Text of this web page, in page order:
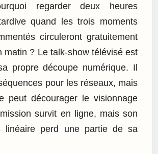
regarder deux heures
quand les trois moments
circuleront gratuitement
matin ? Le talk-show télévisé est
propre découpe numérique. Il
pour les réseaux, mais
peut décourager le visionnage
survit en ligne, mais son
linéaire perd une partie de sa